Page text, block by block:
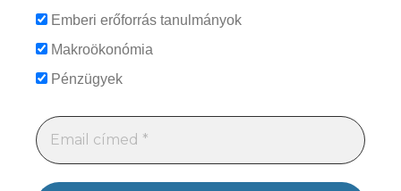
Emberi erőforrás tanulmányok
Makroökonómia
Pénzügyek